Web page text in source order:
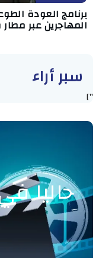
برنامج العودة
المهاجرين عبر
سبر أراء
"]
حاليا